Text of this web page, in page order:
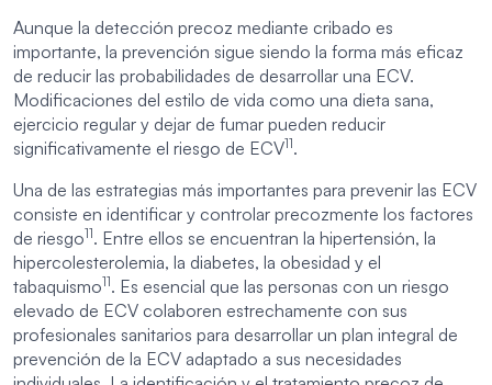
Aunque la detección precoz mediante cribado es
importante, la prevención sigue siendo la forma más eficaz
de reducir las probabilidades de desarrollar una ECV.
Modificaciones del estilo de vida como una dieta sana,
ejercicio regular y dejar de fumar pueden reducir
significativamente el riesgo de ECV11.
Una de las estrategias más importantes para prevenir las ECV
consiste en identificar y controlar precozmente los factores
de riesgo11. Entre ellos se encuentran la hipertensión, la
hipercolesterolemia, la diabetes, la obesidad y el
tabaquismo11. Es esencial que las personas con un riesgo
elevado de ECV colaboren estrechamente con sus
profesionales sanitarios para desarrollar un plan integral de
prevención de la ECV adaptado a sus necesidades